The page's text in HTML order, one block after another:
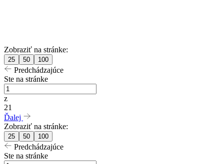
Zobraziť na stránke:
25 50 100
Predchádzajúce
Ste na stránke
z
21
Ďalej
Zobraziť na stránke:
25 50 100
Predchádzajúce
Ste na stránke